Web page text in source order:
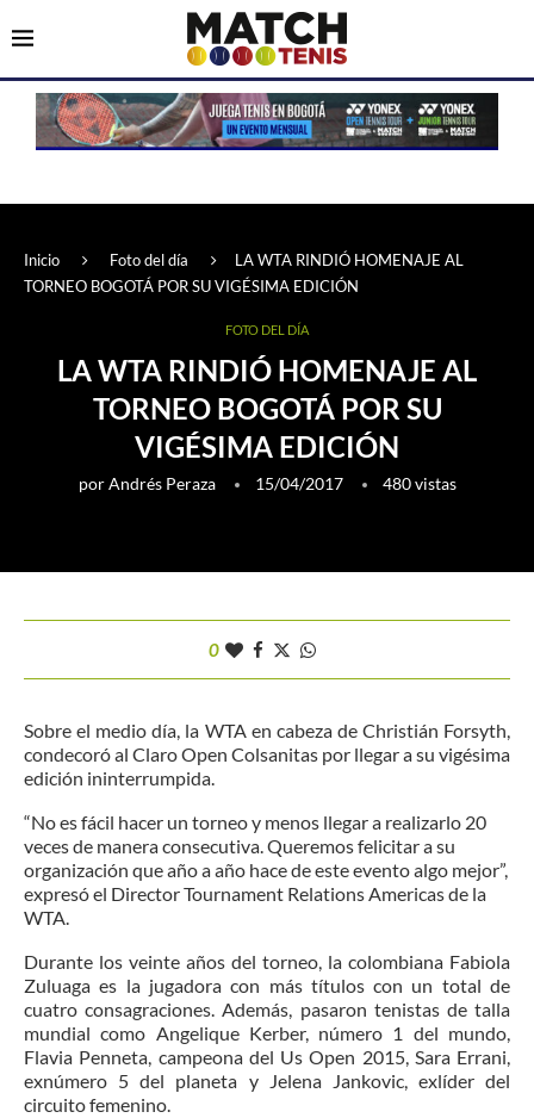
Inicio Foto del día
LA WTA RINDIÓ HOMENAJE AL
TORNEO BOGOTÁ POR SU VIGÉSIMA EDICIÓN
FOTO DEL DÍA
LA WTA RINDIÓ HOMENAJE AL
TORNEO BOGOTÁ POR SU
VIGÉSIMA EDICIÓN
porAndrés Peraza 15/04/2017 480vistas
0
Sobre el medio día, la WTA en cabeza de Christián Forsyth,
condecoró al Claro Open Colsanitas por llegar a su vigésima
edición ininterrumpida.
“No es fácil hacer un torneo y menos llegar a realizarlo 20
veces de manera consecutiva. Queremos felicitar a su
organización que año a año hace de este evento algo mejor”,
expresó el Director Tournament Relations Americas de la
WTA.
Durante los veinte años del torneo, la colombiana Fabiola
Zuluaga es la jugadora con más títulos con un total de
cuatro consagraciones. Además, pasaron tenistas de talla
mundial como Angelique Kerber, número 1 del mundo,
Flavia Penneta, campeona del Us Open 2015, Sara Errani,
exnúmero 5 del planeta y Jelena Jankovic, exlíder del
circuito femenino.